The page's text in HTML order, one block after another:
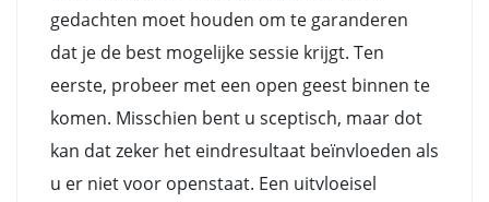
gedachten moet houden om te garanderen
dat je de best mogelijke sessie krijgt. Ten
eerste, probeer met een open geest binnen te
komen. Misschien bent u sceptisch, maar dot
kan dat zeker het eindresultaat beïnvloeden als
u er niet voor openstaat. Een uitvloeisel